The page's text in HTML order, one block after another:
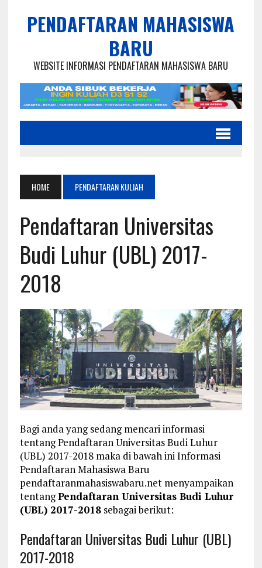
PENDAFTARAN MAHASISWA
BARU
WEBSITE INFORMASI PENDAFTARAN MAHASISWA BARU
HOME PENDAFTARAN KULIAH
Pendaftaran Universitas
Budi Luhur (UBL) 2017-
2018
Bagi anda yang sedang mencari informasi
tentang Pendaftaran Universitas Budi Luhur
(UBL) 2017-2018 maka di bawah ini Informasi
Pendaftaran Mahasiswa Baru
pendaftaranmahasiswabaru.net menyampaikan
tentangPendaftaran Universitas Budi Luhur
(UBL) 2017-2018sebagai berikut:
Pendaftaran Universitas Budi Luhur (UBL)
2017-2018